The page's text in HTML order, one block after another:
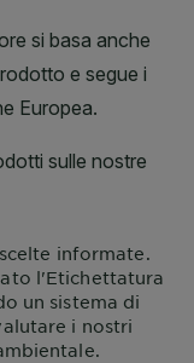
informate.
l'Etichettatura
un sistema di
i nostri